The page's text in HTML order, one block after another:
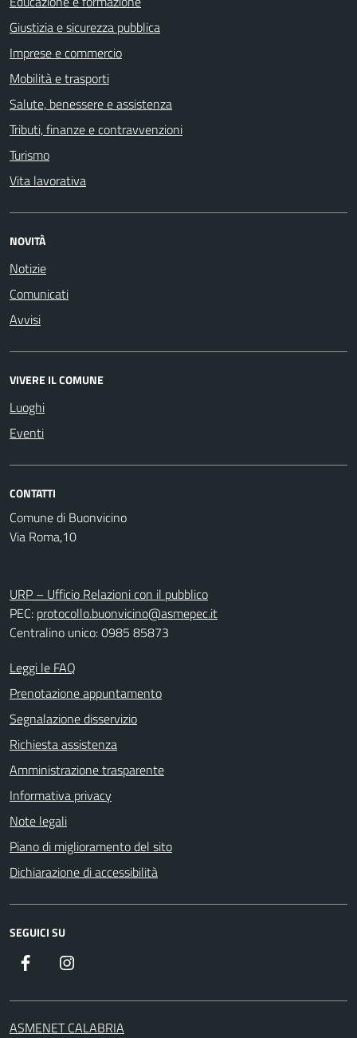
Giustizia e sicurezza pubblica
Imprese e commercio
Mobilità e trasporti
Salute, benessere e assistenza
Tributi, finanze e contravvenzioni
Turismo
Vita lavorativa
NOVITÀ
Notizie
Comunicati
Avvisi
VIVERE IL COMUNE
Luoghi
Eventi
CONTATTI
Comune di Buonvicino
Via Roma,10
URP – Ufficio Relazioni con il pubblico
PEC: protocollo.buonvicino@asmepec.it
Centralino unico: 0985 85873
Leggi le FAQ
Prenotazione appuntamento
Segnalazione disservizio
Richiesta assistenza
Amministrazione trasparente
Informativa privacy
Note legali
Piano di miglioramento del sito
Dichiarazione di accessibilità
SEGUICI SU
Facebook
ASMENET CALABRIA